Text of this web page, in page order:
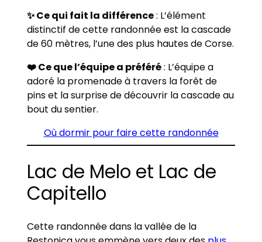
✨ Ce qui fait la différence: L’élément
distinctif de cette randonnée est la cascade
de 60 mètres, l’une des plus hautes de Corse.
❤️ Ce que l’équipe a préféré: L’équipe a
adoré la promenade à travers la forêt de
pins et la surprise de découvrir la cascade au
bout du sentier.
Où dormir pour faire cette randonnée
Lac de Melo et Lac de
Capitello
Cette randonnée dans la vallée de la